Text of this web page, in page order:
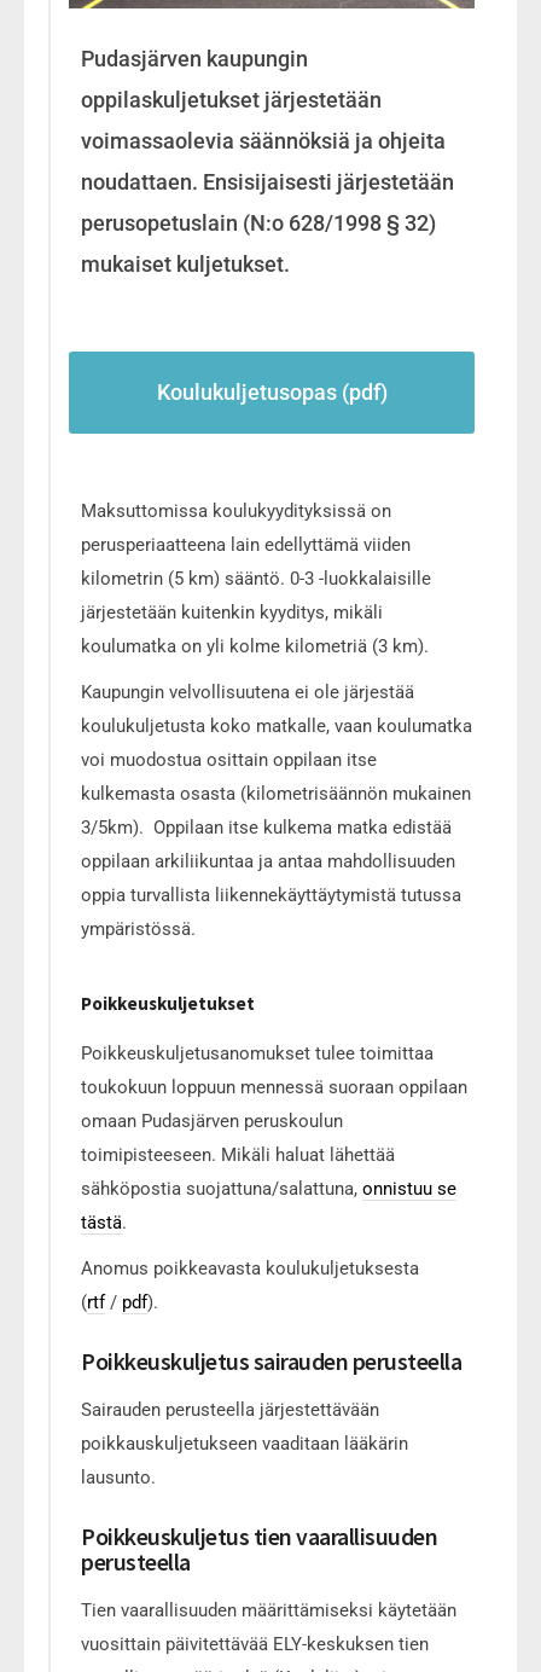
Pudasjärven kaupungin
oppilaskuljetukset järjestetään
voimassaolevia säännöksiä ja ohjeita
noudattaen. Ensisijaisesti järjestetään
perusopetuslain (N:o 628/1998 § 32)
mukaiset kuljetukset.
Koulukuljetusopas (pdf)
Maksuttomissa koulukyydityksissä on
perusperiaatteena lain edellyttämä viiden
kilometrin (5 km) sääntö. 0-3 -luokkalaisille
järjestetään kuitenkin kyyditys, mikäli
koulumatka on yli kolme kilometriä (3 km).
Kaupungin velvollisuutena ei ole järjestää
koulukuljetusta koko matkalle, vaan koulumatka
voi muodostua osittain oppilaan itse
kulkemasta osasta (kilometrisäännön mukainen
3/5km). Oppilaan itse kulkema matka edistää
oppilaan arkiliikuntaa ja antaa mahdollisuuden
oppia turvallista liikennekäyttäytymistä tutussa
ympäristössä.
Poikkeuskuljetukset
Poikkeuskuljetusanomukset tulee toimittaa
toukokuun loppuun mennessä suoraan oppilaan
omaan Pudasjärven peruskoulun
toimipisteeseen. Mikäli haluat lähettää
sähköpostia suojattuna/salattuna, onnistuu se
tästä.
Anomus poikkeavasta koulukuljetuksesta
(rtf/ pdf).
Poikkeuskuljetus sairauden perusteella
Sairauden perusteella järjestettävään
poikkauskuljetukseen vaaditaan lääkärin
lausunto.
Poikkeuskuljetus tien vaarallisuuden
perusteella
Tien vaarallisuuden määrittämiseksi käytetään
vuosittain päivitettävää ELY-keskuksen tien